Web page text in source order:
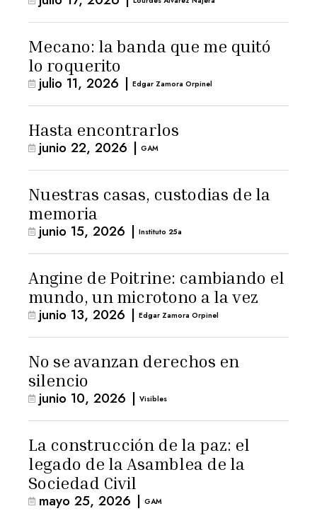
Mecano: la banda que me quitó
lo roquerito
julio 11, 2026 | Edgar Zamora Orpinel
Hasta encontrarlos
junio 22, 2026 | GAM
Nuestras casas, custodias de la
memoria
junio 15, 2026 | Instituto 25a
Angine de Poitrine: cambiando el
mundo, un microtono a la vez
junio 13, 2026 | Edgar Zamora Orpinel
No se avanzan derechos en
silencio
junio 10, 2026 | Visibles
La construcción de la paz: el
legado de la Asamblea de la
Sociedad Civil
mayo 25, 2026 | GAM